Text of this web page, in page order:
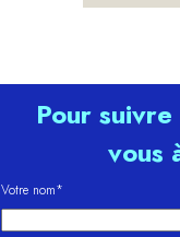
Pour
vous
Votre nom*